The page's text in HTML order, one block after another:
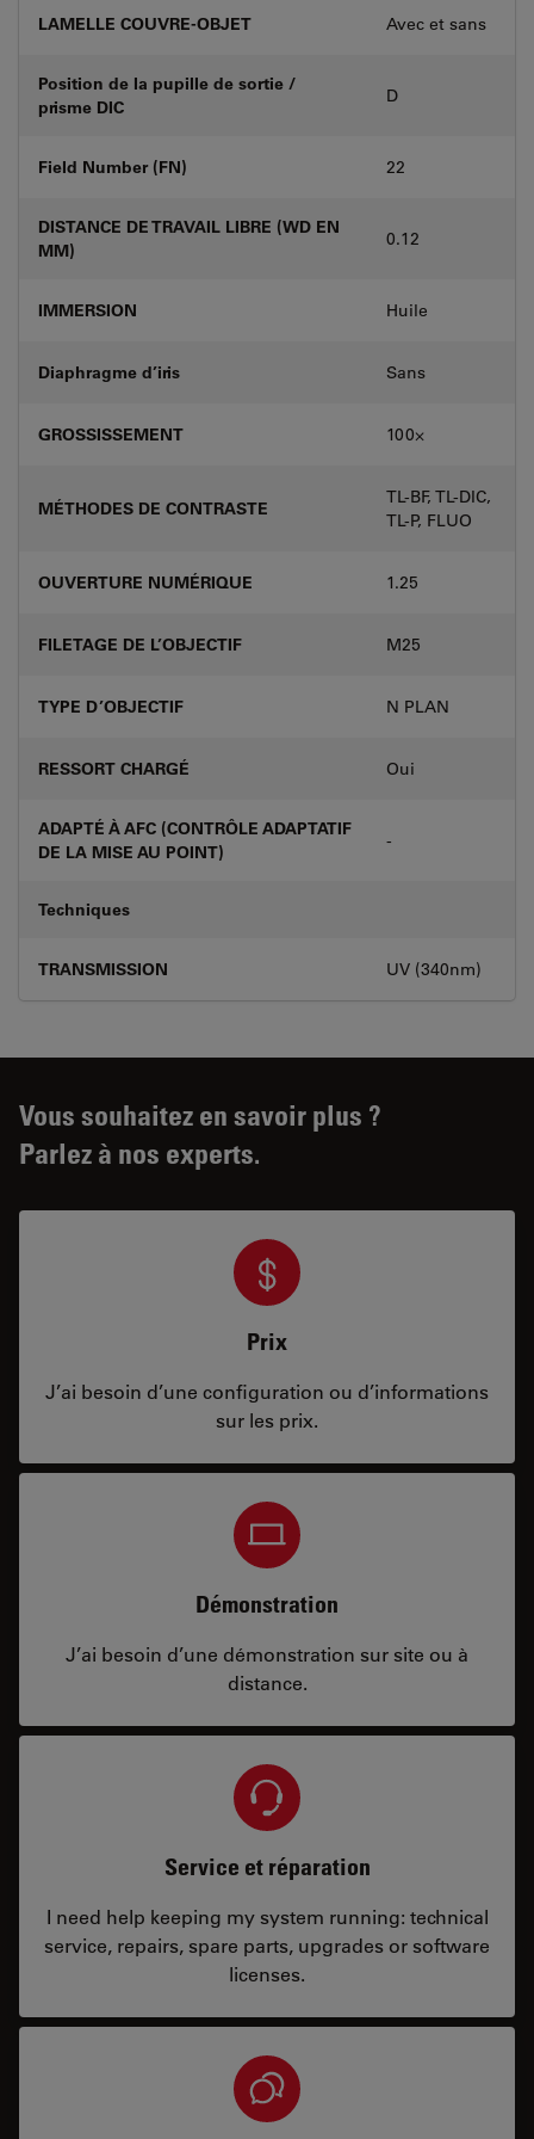
LAMELLE COUVRE-OBJET Avec et sans
Position de la pupille de sortie /
prisme DIC
D
Field Number (FN) 22
DISTANCE DE TRAVAIL LIBRE (WD EN
MM)
0.12
IMMERSION Huile
Diaphragme d’iris Sans
GROSSISSEMENT 100⨉
MÉTHODES DE CONTRASTE
TL-BF, TL-DIC,
TL-P, FLUO
OUVERTURE NUMÉRIQUE 1.25
FILETAGE DE L’OBJECTIF M25
TYPE D’OBJECTIF N PLAN
RESSORT CHARGÉ Oui
ADAPTÉ À AFC (CONTRÔLE ADAPTATIF
DE LA MISE AU POINT)
-
Techniques
TRANSMISSION UV (340nm)
Vous souhaitez en savoir plus ?
Parlez à nos experts.
Prix
J’ai besoin d’une configuration ou d’informations
sur les prix.
Démonstration
J’ai besoin d’une démonstration sur site ou à
distance.
Service et réparation
I need help keeping my system running: technical
service, repairs, spare parts, upgrades or software
licenses.